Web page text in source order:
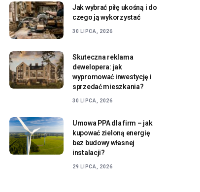
Jak wybrać piłę ukośną i do
czego ją wykorzystać
30 LIPCA, 2026
Skuteczna reklama
dewelopera: jak
wypromować inwestycję i
sprzedać mieszkania?
30 LIPCA, 2026
Umowa PPA dla firm – jak
kupować zieloną energię
bez budowy własnej
instalacji?
29 LIPCA, 2026